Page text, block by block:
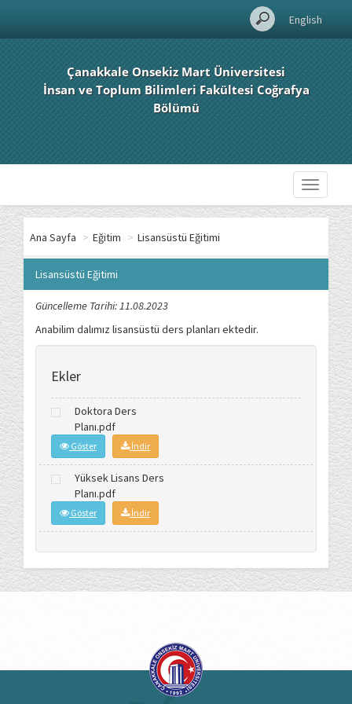
English
Çanakkale Onsekiz Mart Üniversitesi
İnsan ve Toplum Bilimleri Fakültesi Coğrafya
Bölümü
Toggle
Ana Sayfa > Eğitim > Lisansüstü Eğitimi
Lisansüstü Eğitimi
Güncelleme Tarihi: 11.08.2023
Anabilim dalımız lisansüstü ders planları ektedir.
Ekler
Doktora Ders
Planı.pdf
Göster İndir
Yüksek Lisans Ders
Planı.pdf
Göster İndir